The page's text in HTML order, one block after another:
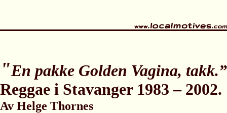
"En pakke Golden Vagina, takk.”
Reggae i Stavanger 1983 – 2002.
Av Helge Thornes